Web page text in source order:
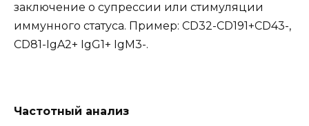
заключение о супрессии или стимуляции
иммунного статуса. Пример: CD32-CD191+CD43-,
CD81-IgA2+ IgG1+ IgM3-.
Частотный анализ